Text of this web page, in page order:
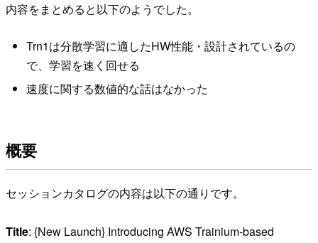
内容をまとめると以下のようでした。
Trn1は分散学習に適したHW性能・設計されているの
で、学習を速く回せる
速度に関する数値的な話はなかった
概要
セッションカタログの内容は以下の通りです。
Title: {New Launch} Introducing AWS Trainium-based